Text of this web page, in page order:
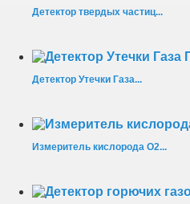
Детектор твердых частиц...
Детектор Утечки Газа...
Измеритель кислорода O2...